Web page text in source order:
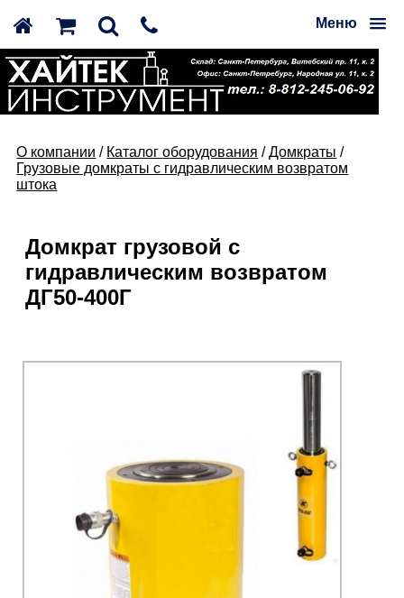
Меню
О компании / Каталог оборудования /Домкраты /
Грузовые домкраты с гидравлическим возвратом
штока
Домкрат грузовой с
гидравлическим возвратом
ДГ50-400Г